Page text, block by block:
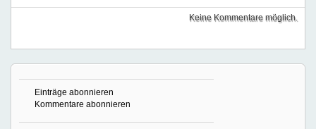
Keine Kommentare möglich.
Einträge abonnieren
Kommentare abonnieren